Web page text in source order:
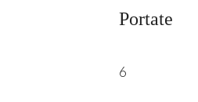
Portate
6